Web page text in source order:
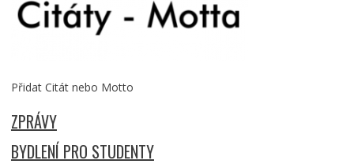
Přidat Citát nebo Motto
ZPRÁVY
BYDLENÍ PRO STUDENTY